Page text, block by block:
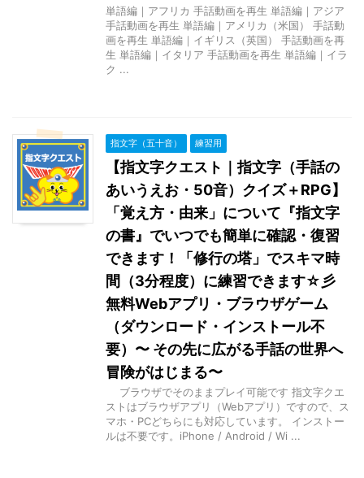
単語編｜アフリカ 手話動画を再生 単語編｜アジア
手話動画を再生 単語編｜アメリカ（米国） 手話動
画を再生 単語編｜イギリス（英国） 手話動画を再
生 単語編｜イタリア 手話動画を再生 単語編｜イラ
ク ...
指文字（五十音） 練習用
【指文字クエスト｜指文字（手話の
あいうえお・50音）クイズ＋RPG】
「覚え方・由来」について『指文字
の書』でいつでも簡単に確認・復習
できます！「修行の塔」でスキマ時
間（3分程度）に練習できます☆彡
無料Webアプリ・ブラウザゲーム
（ダウンロード・インストール不
要）〜 その先に広がる手話の世界へ
冒険がはじまる〜
ブラウザでそのままプレイ可能です 指文字クエ
ストはブラウザアプリ（Webアプリ）ですので、ス
マホ・PCどちらにも対応しています。 インストー
ルは不要です。iPhone / Android / Wi ...